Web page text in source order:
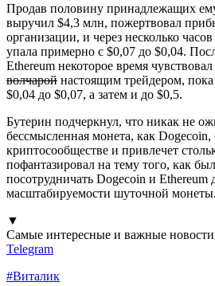
Продав половину принадлежащих
выручил $4,3 млн, пожертвовал
организации, и через несколько
упала примерно с $0,07 до $0,04.
Ethereum некоторое время чувствовал
волчарой настоящим трейдером,
$0,04 до $0,07, а затем и до $0,5.
Бутерин подчеркнул, что никак не
бессмысленная монета, как
криптосообществе и привлечет
пофантазировал на тему того, как
посотрудничать Dogecoin и Ethereum
масштабируемости шуточной монеты.
▼
Самые интересные и важные
Telegram
#Виталик